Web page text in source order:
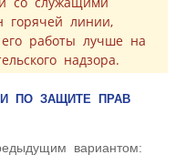
горячей линии,
работы лучше на
надзора.
ПО ЗАЩИТЕ ПРАВ
вариантом: